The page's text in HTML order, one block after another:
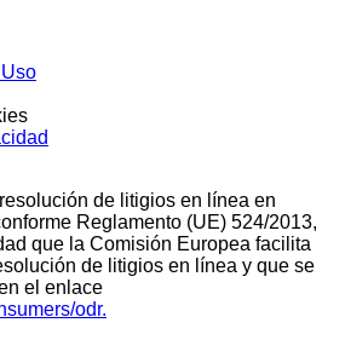
de litigios en línea en
Reglamento (UE) 524/2013,
que la Comisión Europea facilita
de litigios en línea y que se
el enlace
odr.